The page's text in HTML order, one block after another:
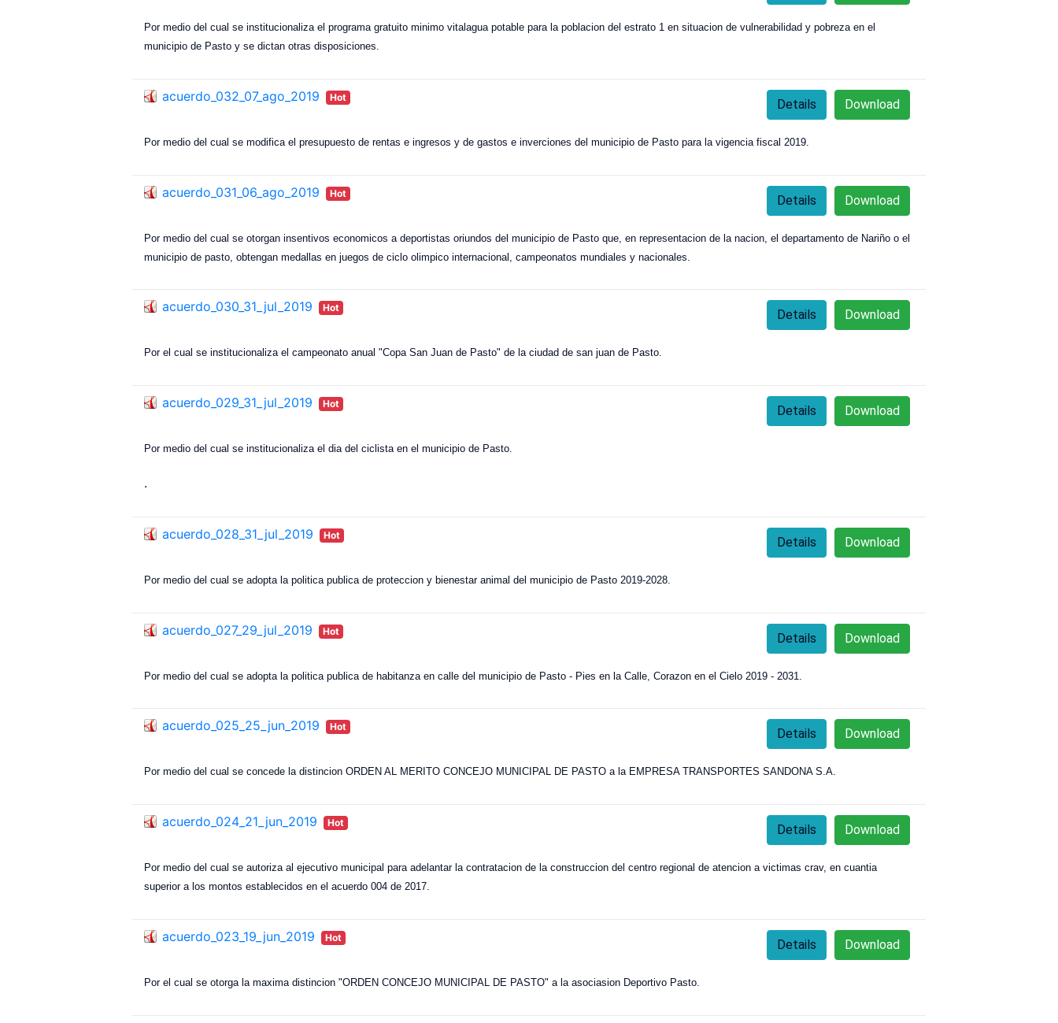
Por medio del cual se institucionaliza el programa gratuito minimo vitalagua potable para la poblacion del estrato 1 en situacion de vulnerabilidad y pobreza en el
municipio de Pasto y se dictan otras disposiciones.
acuerdo_032_07_ago_2019 Hot Download
Details
Por medio del cual se modifica el presupuesto de rentas e ingresos y de gastos e inverciones del municipio de Pasto para la vigencia fiscal 2019.
acuerdo_031_06_ago_2019 Hot Download
Details
Por medio del cual se otorgan insentivos economicos a deportistas oriundos del municipio de Pasto que, en representacion de la nacion, el departamento de Nariño o el
municipio de pasto, obtengan medallas en juegos de ciclo olimpico internacional, campeonatos mundiales y nacionales.
acuerdo_030_31_jul_2019 Hot Download
Details
Por el cual se institucionaliza el campeonato anual "Copa San Juan de Pasto" de la ciudad de san juan de Pasto.
acuerdo_029_31_jul_2019 Hot Download
Details
Por medio del cual se institucionaliza el dia del ciclista en el municipio de Pasto.
.
acuerdo_028_31_jul_2019 Hot Download
Details
Por medio del cual se adopta la politica publica de proteccion y bienestar animal del municipio de Pasto 2019-2028.
acuerdo_027_29_jul_2019 Hot Download
Details
Por medio del cual se adopta la politica publica de habitanza en calle del municipio de Pasto - Pies en la Calle, Corazon en el Cielo 2019 - 2031.
acuerdo_025_25_jun_2019 Hot Download
Details
Por medio del cual se concede la distincion ORDEN AL MERITO CONCEJO MUNICIPAL DE PASTO a la EMPRESA TRANSPORTES SANDONA S.A.
acuerdo_024_21_jun_2019 Hot Download
Details
Por medio del cual se autoriza al ejecutivo municipal para adelantar la contratacion de la construccion del centro regional de atencion a victimas crav, en cuantia
superior a los montos establecidos en el acuerdo 004 de 2017.
acuerdo_023_19_jun_2019 Hot Download
Details
Por el cual se otorga la maxima distincion "ORDEN CONCEJO MUNICIPAL DE PASTO" a la asociasion Deportivo Pasto.